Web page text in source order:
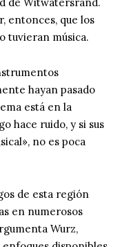
de Witwatersrand.
entonces, que los
tuvieran música.
hayan pasado
está en la
hace ruido, y si sus
no es poca
de esta región
en numerosos
Wurz,